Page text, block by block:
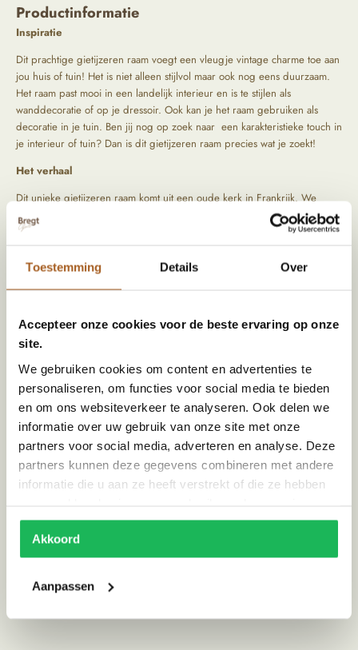
Toestemming Details Over
Accepteer onze cookies voor de beste ervaring op onze
site.
We gebruiken cookies om content en advertenties te
personaliseren, om functies voor social media te bieden
en om ons websiteverkeer te analyseren. Ook delen we
informatie over uw gebruik van onze site met onze
partners voor social media, adverteren en analyse. Deze
partners kunnen deze gegevens combineren met andere
informatie die u aan ze heeft verstrekt of die ze hebben
Akkoord
Aanpassen
Productinformatie
Inspiratie
Dit prachtige gietijzeren raam voegt een vleugje vintage charme toe aan
jou huis of tuin! Het is niet alleen stijlvol maar ook nog eens duurzaam.
Het raam past mooi in een landelijk interieur en is te stijlen als
wanddecoratie of op je dressoir. Ook kan je het raam gebruiken als
decoratie in je tuin. Ben jij nog op zoek naar een karakteristieke touch in
je interieur of tuin? Dan is dit gietijzeren raam precies wat je zoekt!
Het verhaal
Dit unieke gietijzeren raam komt uit een oude kerk in Frankrijk. We
reizen zelf langs bijzondere locaties om de mooiste items op te speuren.
Tijdens het zoeken naar die producten letten wij vooral op kwaliteit en
hebben ze een uniek en geleefd uiterlijk.
Specificaties
Hoogte (cm)
Breedte (cm) 80
Land van herkomst Frankrijk
Alternatieve producten